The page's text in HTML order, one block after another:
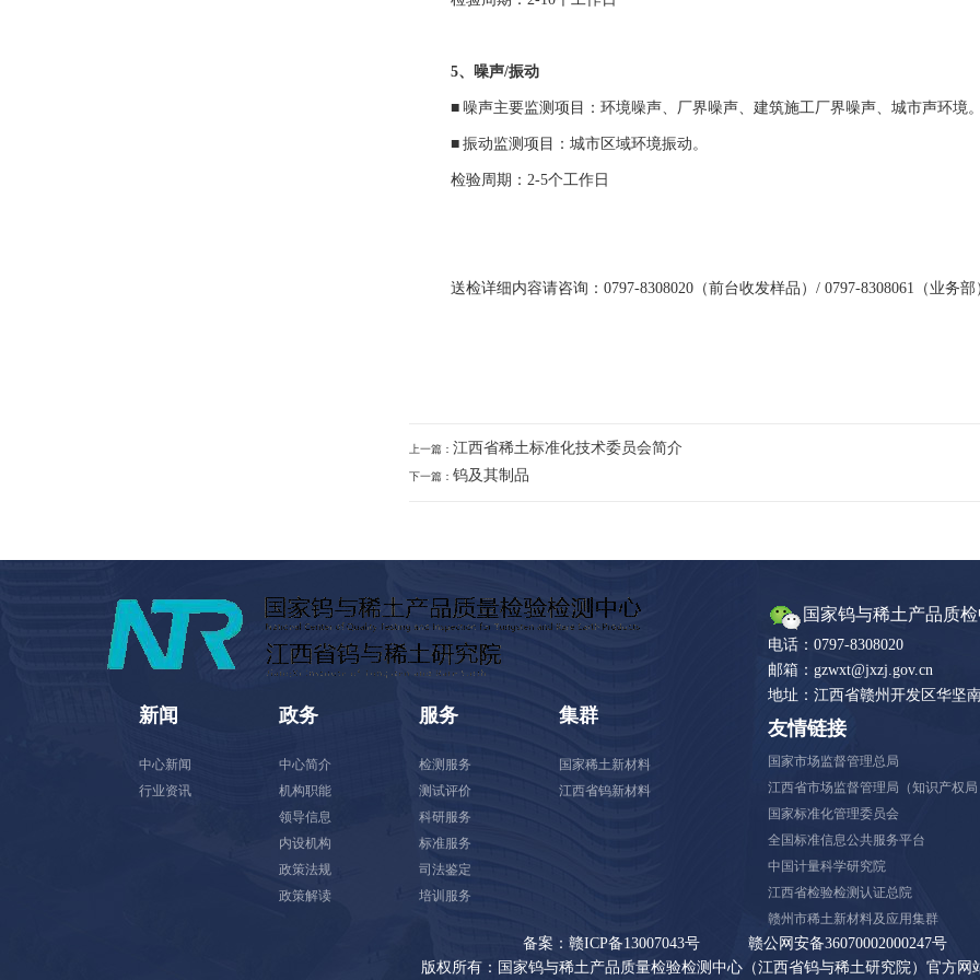
5、噪声/振动
■ 噪声主要监测项目：环境噪声、厂界噪声、建筑施工厂界噪声、城市声环境。
■ 振动监测项目：城市区域环境振动。
检验周期： 2-5个工作日
送检详细内容请咨询： 0797-8308020（前台收发样品）/ 0797-8308061（业务部
上一篇： 江西省稀土标准化技术委员会简介
下一篇： 钨及其制品
新闻
中心新闻
行业资讯
政务
中心简介
机构职能
领导信息
内设机构
政策法规
政策解读
服务
检测服务
测试评价
科研服务
标准服务
司法鉴定
培训服务
集群
国家稀土新材料
江西省钨新材料
国家钨与稀土产品质
电话：0797-8308020
邮箱：gzwxt@jxzj.gov.cn
地址：江西省赣州开发区华坚
友情链接
国家市场监督管理总局
江西省市场监督管理局（知识产权局
国家标准化管理委员会
全国标准信息公共服务平台
中国计量科学研究院
江西省检验检测认证总院
赣州市稀土新材料及应用集群
备案：赣ICP备13007043号
赣公网安备36070002000247号
版权所有：国家钨与稀土产品质量检验检测中心（江西省钨与稀土研究院）官方网